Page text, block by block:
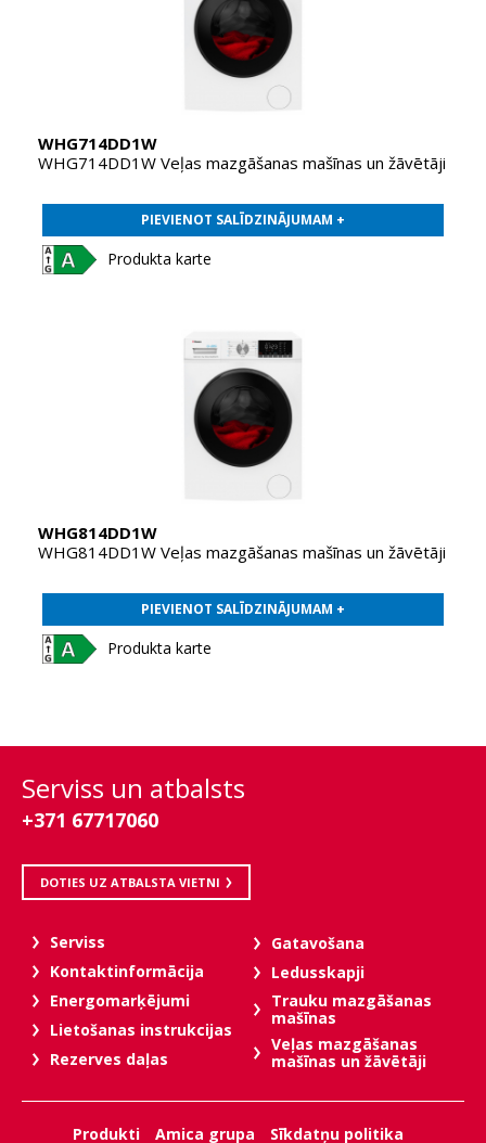
WHG714DD1W
WHG714DD1W Veļas mazgāšanas mašīnas un žāvētāji
PIEVIENOT SALĪDZINĀJUMAM +
Produkta karte
WHG814DD1W
WHG814DD1W Veļas mazgāšanas mašīnas un žāvētāji
PIEVIENOT SALĪDZINĀJUMAM +
Produkta karte
Serviss un atbalsts
+371 67717060
DOTIES UZ ATBALSTA VIETNI
Serviss
Kontaktinformācija
Energomarķējumi
Lietošanas instrukcijas
Rezerves daļas
Gatavošana
Ledusskapji
Trauku mazgāšanas
mašīnas
Veļas mazgāšanas
mašīnas un žāvētāji
Produkti Amica grupa Sīkdatņu politika